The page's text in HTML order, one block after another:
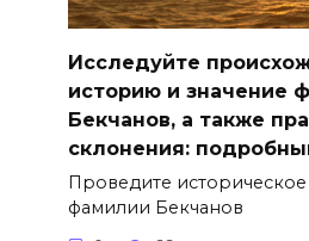
Исследуйте
историю и значение
Бекчанов, а также
склонения:
Проведите
фамилии Бекчанов